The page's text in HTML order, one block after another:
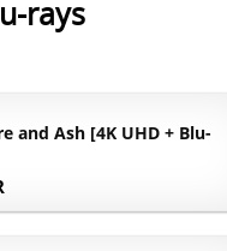
rays
and Ash [4K UHD + Blu-